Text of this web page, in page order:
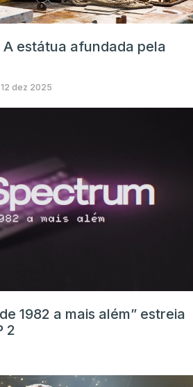
A estátua afundada pela
12 dez 2025
1982 a mais além” estreia
2